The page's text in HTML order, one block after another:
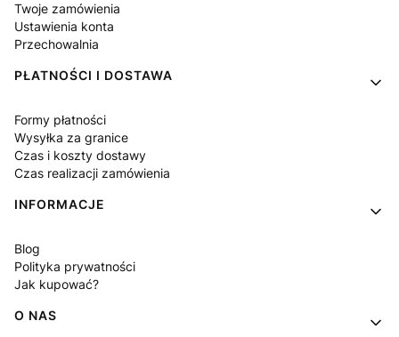
Twoje zamówienia
Ustawienia konta
Przechowalnia
PŁATNOŚCI I DOSTAWA
Formy płatności
Wysyłka za granice
Czas i koszty dostawy
Czas realizacji zamówienia
INFORMACJE
Blog
Polityka prywatności
Jak kupować?
O NAS